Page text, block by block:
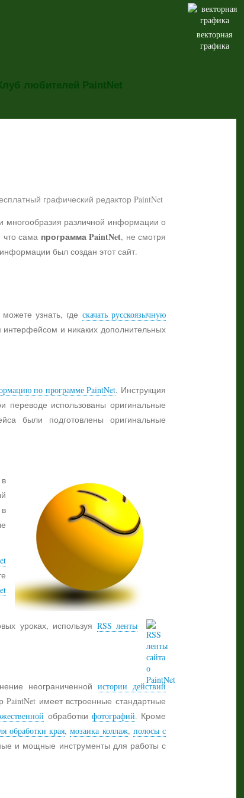
векторная
графика
любителей PaintNet
многообразия различной информации о
что сама программа PaintNet, не смотря
был создан этот сайт.
узнать, где скачать русскоязычную
интерфейсом и никаких дополнительных
по программе PaintNet. Инструкция
использованы оригинальные
были подготовлены оригинальные
уроках, используя RSS ленты
неограниченной истории действий
PaintNet имеет встроенные стандартные
обработки фотографий. Кроме
обработки края,мозаика коллаж, полосы с
и мощные инструменты для работы с